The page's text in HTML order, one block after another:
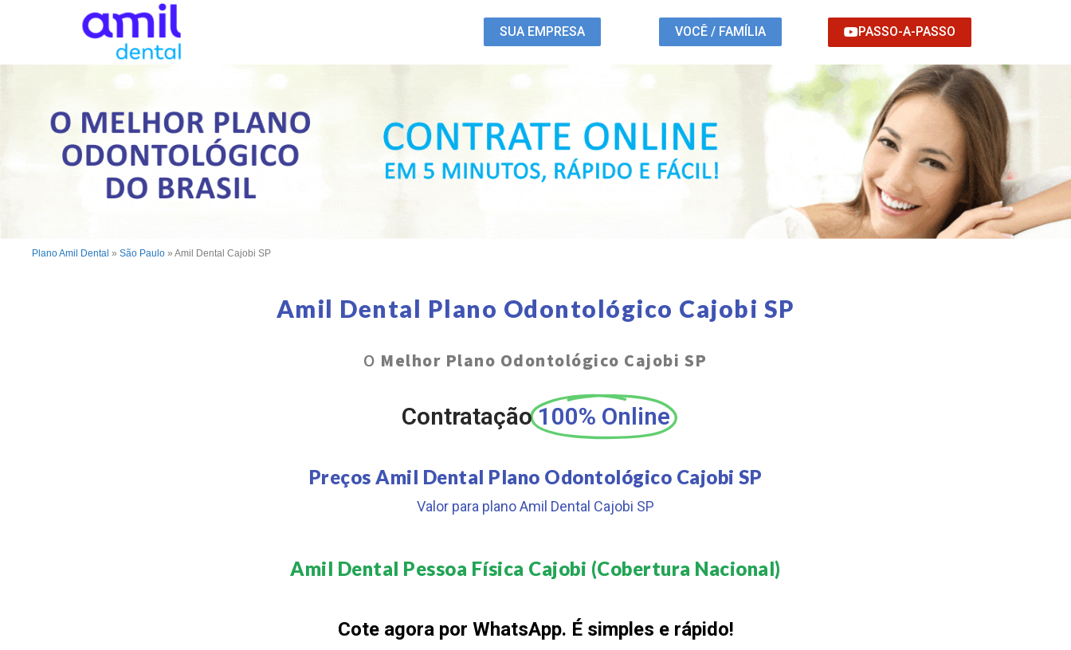
SUA EMPRESA VOCÊ / FAMÍLIA PASSO-A-PASSO
Plano Amil Dental » São Paulo » Amil Dental Cajobi SP
Amil Dental Plano Odontológico Cajobi SP
O Melhor Plano Odontológico Cajobi SP
Contratação 100% Online
Preços Amil Dental Plano Odontológico Cajobi SP
Valor para plano Amil Dental Cajobi SP
Amil Dental Pessoa Física Cajobi (Cobertura Nacional)​
Cote agora por WhatsApp. É simples e rápido!